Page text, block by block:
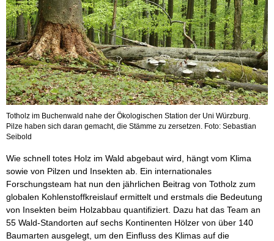
Totholz im Buchenwald nahe der Ökologischen Station der Uni Würzburg.
Pilze haben sich daran gemacht, die Stämme zu zersetzen. Foto: Sebastian
Seibold
Wie schnell totes Holz im Wald abgebaut wird, hängt vom Klima
sowie von Pilzen und Insekten ab. Ein internationales
Forschungsteam hat nun den jährlichen Beitrag von Totholz zum
globalen Kohlenstoffkreislauf ermittelt und erstmals die Bedeutung
von Insekten beim Holzabbau quantifiziert. Dazu hat das Team an
55 Wald-Standorten auf sechs Kontinenten Hölzer von über 140
Baumarten ausgelegt, um den Einfluss des Klimas auf die